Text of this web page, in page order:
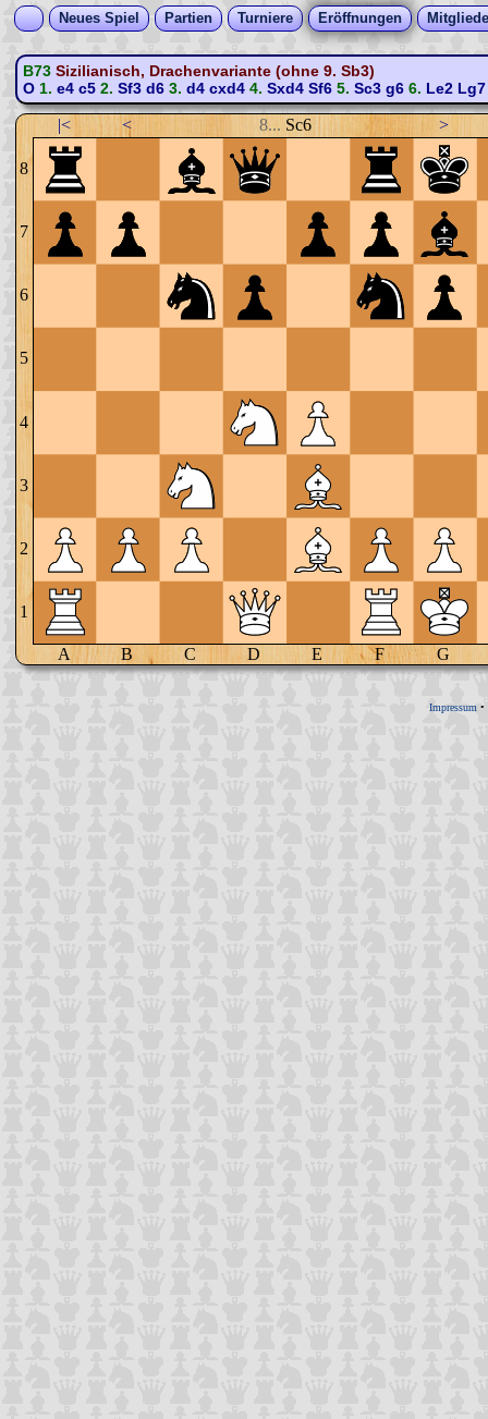
Neues Spiel Partien Turniere Eröffnungen
B73 Sizilianisch, Drachenvariante (ohne 9. Sb3)
O1. e4 c52. Sf3 d63. d4 cxd44. Sxd4 Sf65. Sc3 g66. Le2 Lg7
|< < 8... Sc6 >
8
7
6
5
4
3
2
1
A B C D E F G
Impressum •